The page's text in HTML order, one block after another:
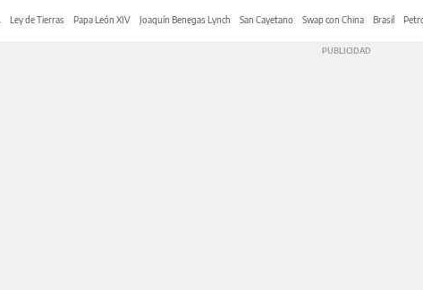
Ley de Tierras Papa León XIV Joaquín Benegas Lynch San Cayetano Swap con China Brasil